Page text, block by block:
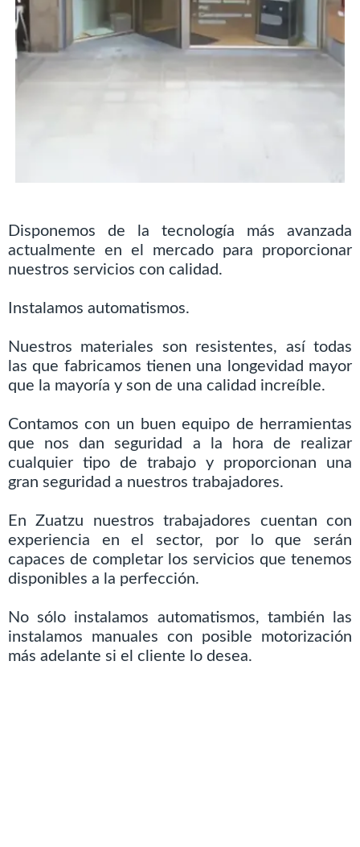
Disponemos de la tecnología más avanzada
actualmente en el mercado para proporcionar
nuestros servicios con calidad.
Instalamos automatismos.
Nuestros materiales son resistentes, así todas
las que fabricamos tienen una longevidad mayor
que la mayoría y son de una calidad increíble.
Contamos con un buen equipo de herramientas
que nos dan seguridad a la hora de realizar
cualquier tipo de trabajo y proporcionan una
gran seguridad a nuestros trabajadores.
En Zuatzu nuestros trabajadores cuentan con
experiencia en el sector, por lo que serán
capaces de completar los servicios que tenemos
disponibles a la perfección.
No sólo instalamos automatismos, también las
instalamos manuales con posible motorización
más adelante si el cliente lo desea.